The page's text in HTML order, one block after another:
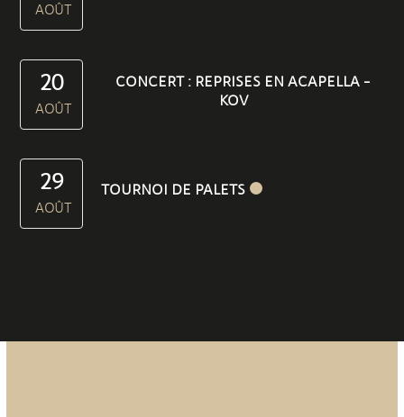
AOÛT
20
AOÛT
CONCERT : REPRISES EN ACAPELLA –
KOV
29
AOÛT
TOURNOI DE PALETS